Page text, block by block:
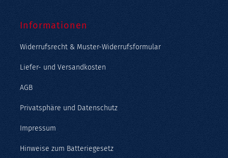
Informationen
Widerrufsrecht & Muster-Widerrufsformular
Liefer- und Versandkosten
AGB
Privatsphäre und Datenschutz
Impressum
Hinweise zum Batteriegesetz